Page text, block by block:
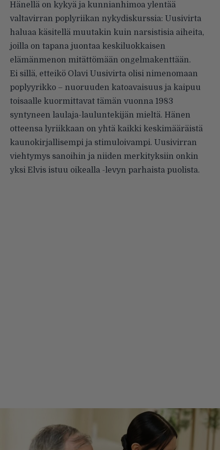
Hänellä on kykyä ja kunnianhimoa ylentää
valtavirran poplyriikan nykydiskurssia: Uusivirta
haluaa käsitellä muutakin kuin narsistisia aiheita,
joilla on tapana juontaa keskiluokkaisen
elämänmenon mitättömään ongelmakenttään.
Ei sillä, etteikö Olavi Uusivirta olisi nimenomaan
poplyyrikko – nuoruu­den katoavaisuus ja kaipuu
toisaalle kuormittavat tämän vuonna 1983
syntyneen laulaja-lauluntekijän mieltä. Hänen
otteensa lyriikkaan on yhtä kaikki keskimääräistä
kaunokirjallisempi ja stimuloivampi. Uusivirran
viehtymys sanoihin ja niiden merkityksiin onkin
yksi Elvis istuu oikealla -levyn parhaista puolista.